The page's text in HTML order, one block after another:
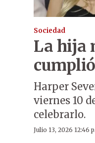
Sociedad
La hija
Harper
viernes 10
celebrarlo.
Julio 13, 2026 12:46